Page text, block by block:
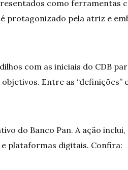
como ferramentas
protagonizado pela atriz e
com as iniciais do CDB
Entre as “definições”
do Banco Pan. A ação
plataformas digitais. Confira: